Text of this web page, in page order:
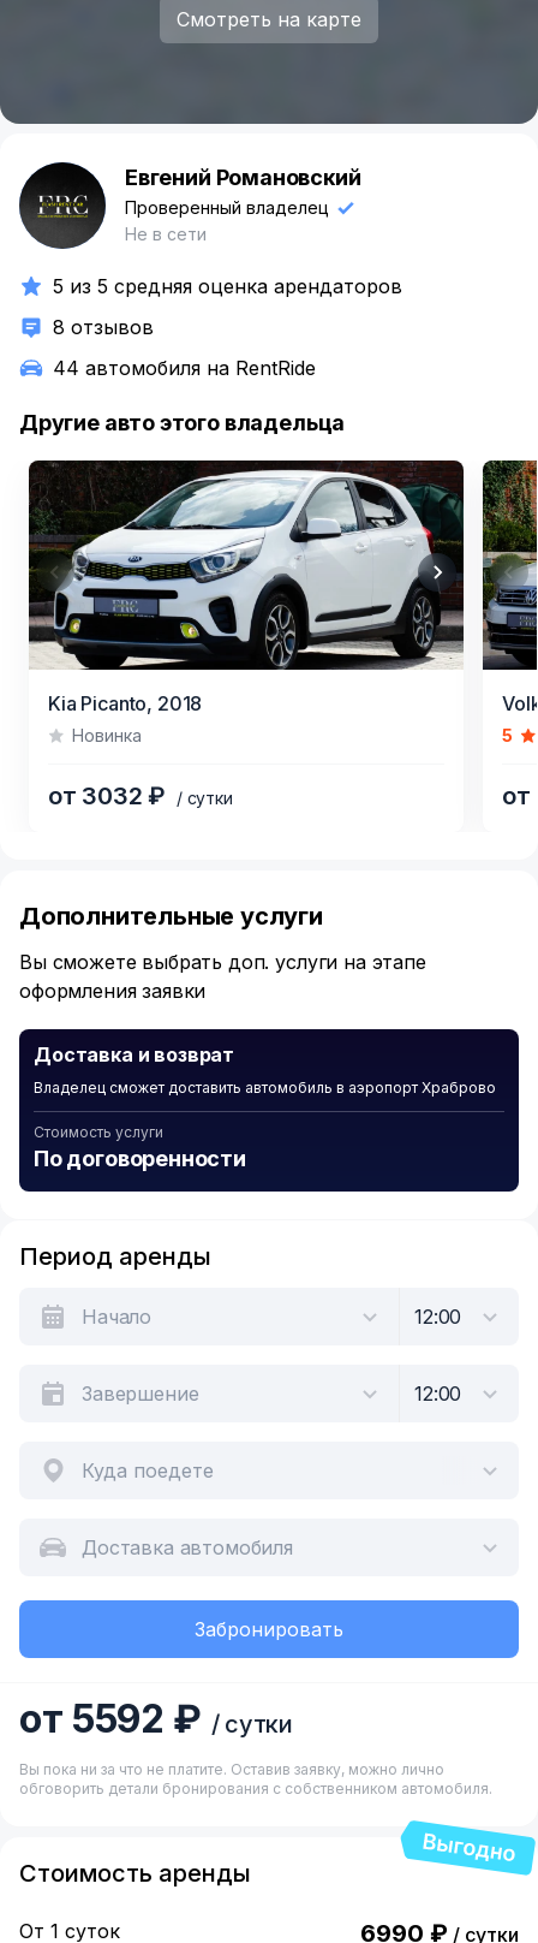
Смотреть на карте
Е Евгений Романовский
Проверенный владелец
Не в сети
5 из 5 средняя оценка арендаторов
8 отзывов
44 автомобиля на RentRide
Другие авто этого владельца
Kia Picanto, 2018
Новинка
от 3032 ₽ / сутки
5
of
6
Дополнительные услуги
Вы сможете выбрать доп. услуги на этапе
оформления заявки
Доставка и возврат
Владелец сможет доставить автомобиль в аэропорт Храброво
Стоимость услуги
По договоренности
Период аренды
Куда поедете
Доставка автомобиля
Забронировать
от 5592 ₽ / сутки
Вы пока ни за что не платите. Оставив заявку, можно лично
обговорить детали бронирования с собственником автомобиля.
Стоимость аренды
От 1 суток 6990 ₽ / сутки